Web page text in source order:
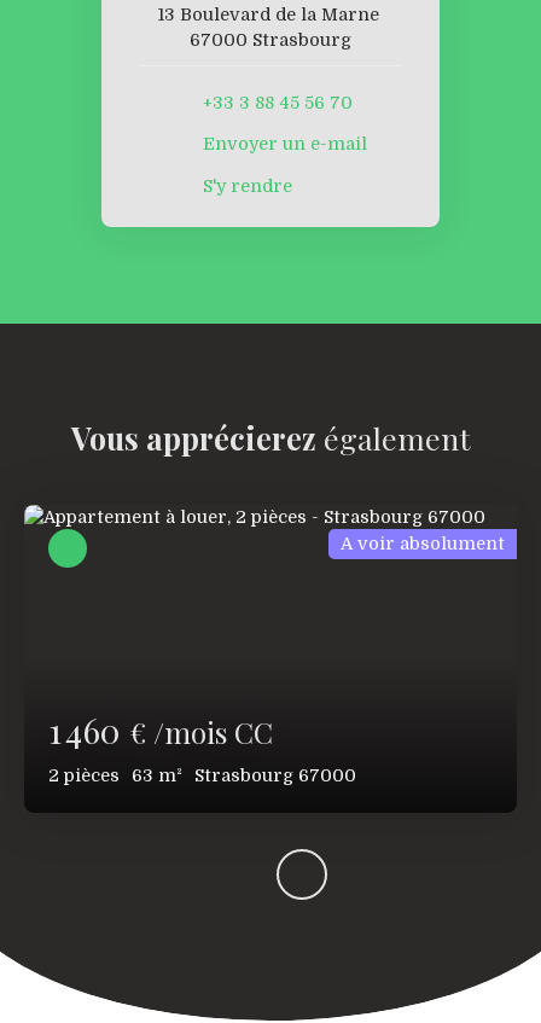
13 Boulevard de la Marne
67000 Strasbourg
+33 3 88 45 56 70
Envoyer un e-mail
S'y rendre
Vous apprécierez également
1 460 € /mois CC
2 pièces 63 m² Strasbourg 67000
A voir absolument